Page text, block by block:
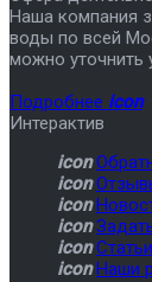
Наша компания
воды по всей
можно уточнить
Подробнее icon
Интерактив
icon
icon
icon
icon
icon Статьи
icon Наши